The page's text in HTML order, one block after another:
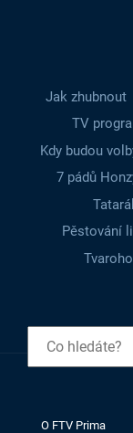
Jak zhubnout
TV
Kdy budou
7 pádů
Pěstování
O FTV Prima